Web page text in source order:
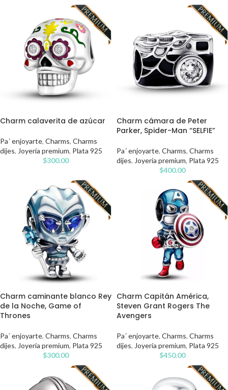
Charm calaverita de azúcar
Pa´ enjoyarte, Charms, Charms
dijes, Joyería premium, Plata 925
$300.00
Charm cámara de Peter
Parker, Spider-Man “SELFIE”
Pa´ enjoyarte, Charms, Charms
dijes, Joyería premium, Plata 925
$400.00
Charm caminante blanco Rey
de la Noche, Game of
Thrones
Pa´ enjoyarte, Charms, Charms
dijes, Joyería premium, Plata 925
$300.00
Charm Capitán América,
Steven Grant Rogers The
Avengers
Pa´ enjoyarte, Charms, Charms
dijes, Joyería premium, Plata 925
$450.00